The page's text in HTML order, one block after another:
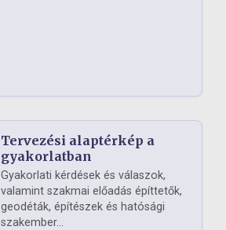
Tervezési alaptérkép a
gyakorlatban
Gyakorlati kérdések és válaszok,
valamint szakmai előadás építtetők,
geodéták, építészek és hatósági
szakember...